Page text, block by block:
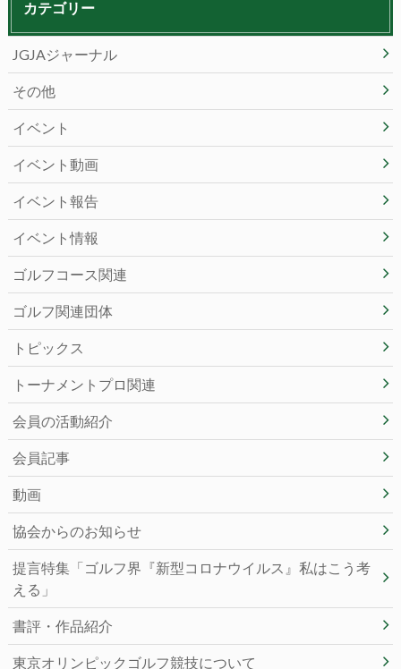
カテゴリー
JGJAジャーナル
その他
イベント
イベント動画
イベント報告
イベント情報
ゴルフコース関連
ゴルフ関連団体
トピックス
トーナメントプロ関連
会員の活動紹介
会員記事
動画
協会からのお知らせ
提言特集「ゴルフ界『新型コロナウイルス』私はこう考
える」
書評・作品紹介
東京オリンピックゴルフ競技について